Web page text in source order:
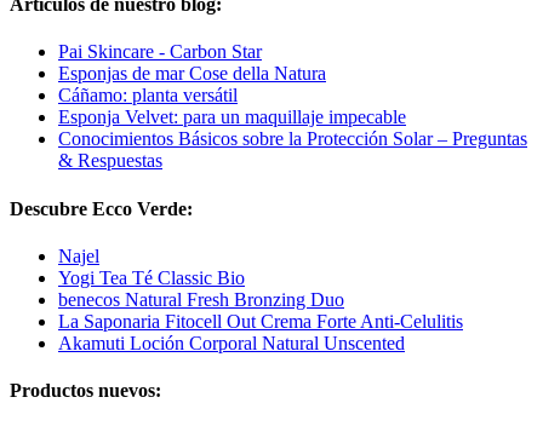
Artículos de nuestro blog:
Pai Skincare - Carbon Star
Esponjas de mar Cose della Natura
Cáñamo: planta versátil
Esponja Velvet: para un maquillaje impecable
Conocimientos Básicos sobre la Protección Solar – Preguntas
& Respuestas
Descubre Ecco Verde:
Najel
Yogi Tea Té Classic Bio
benecos Natural Fresh Bronzing Duo
La Saponaria Fitocell Out Crema Forte Anti-Celulitis
Akamuti Loción Corporal Natural Unscented
Productos nuevos: